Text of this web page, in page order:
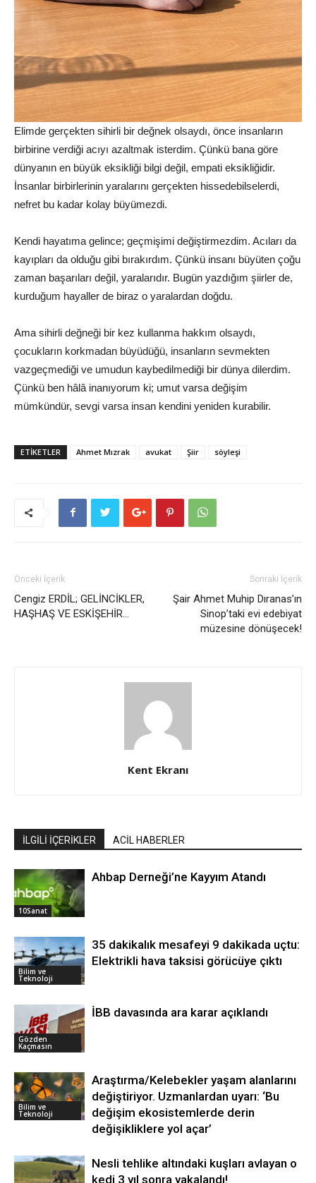
Elimde gerçekten sihirli bir değnek olsaydı, önce insanların
birbirine verdiği acıyı azaltmak isterdim. Çünkü bana göre
dünyanın en büyük eksikliği bilgi değil, empati eksikliğidir.
İnsanlar birbirlerinin yaralarını gerçekten hissedebilselerdi,
nefret bu kadar kolay büyümezdi.
Kendi hayatıma gelince; geçmişimi değiştirmezdim. Acıları da
kayıpları da olduğu gibi bırakırdım. Çünkü insanı büyüten çoğu
zaman başarıları değil, yaralarıdır. Bugün yazdığım şiirler de,
kurduğum hayaller de biraz o yaralardan doğdu.
Ama sihirli değneği bir kez kullanma hakkım olsaydı,
çocukların korkmadan büyüdüğü, insanların sevmekten
vazgeçmediği ve umudun kaybedilmediği bir dünya dilerdim.
Çünkü ben hâlâ inanıyorum ki; umut varsa değişim
mümkündür, sevgi varsa insan kendini yeniden kurabilir.
ETİKETLER Ahmet Mızrak avukat Şiir söyleşi
Önceki İçerik
Cengiz ERDİL; GELİNCİKLER,
HAŞHAŞ VE ESKİŞEHİR…
Sonraki İçerik
Şair Ahmet Muhip Dıranas’ın
Sinop’taki evi edebiyat
müzesine dönüşecek!
Kent Ekranı
İLGİLİ İÇERİKLER ACİL HABERLER
10Sanat
Ahbap Derneği’ne Kayyım Atandı
Bilim ve
Teknoloji
35 dakikalık mesafeyi 9 dakikada uçtu:
Elektrikli hava taksisi görücüye çıktı
Gözden
Kaçmasın
İBB davasında ara karar açıklandı
Bilim ve
Teknoloji
Araştırma/Kelebekler yaşam alanlarını
değiştiriyor. Uzmanlardan uyarı: ‘Bu
değişim ekosistemlerde derin
değişikliklere yol açar’
Nesli tehlike altındaki kuşları avlayan o
kedi 3 yıl sonra yakalandı!